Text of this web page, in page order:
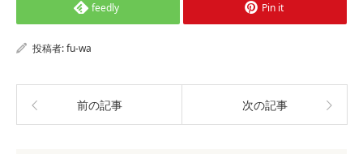
feedly Pin it
投稿者:fu-wa
前の記事 次の記事